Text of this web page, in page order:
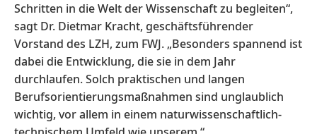
Schritten in die Welt der Wissenschaft zu begleiten“,
sagt Dr. Dietmar Kracht, geschäftsführender
Vorstand des LZH, zum FWJ. „Besonders spannend ist
dabei die Entwicklung, die sie in dem Jahr
durchlaufen. Solch praktischen und langen
Berufsorientierungsmaßnahmen sind unglaublich
wichtig, vor allem in einem naturwissenschaftlich-